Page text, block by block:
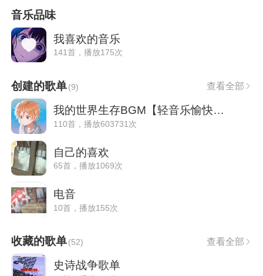
音乐品味
我喜欢的音乐
141首，播放175次
创建的歌单(9) 查看全部
我的世界生存BGM【轻音乐愉快系列】
110首，播放603731次
自己的喜欢
65首，播放1069次
电音
10首，播放155次
收藏的歌单(52) 查看全部
史诗战争歌单